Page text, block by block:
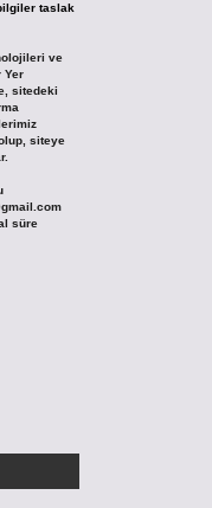
taslak
ve
Yer
sitedeki
siteye
süre